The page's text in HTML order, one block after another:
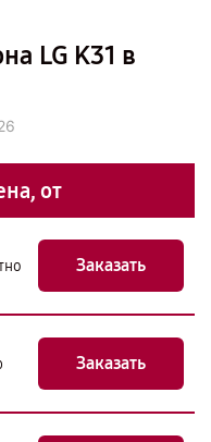
LG K31 в
от
Заказать
Заказать